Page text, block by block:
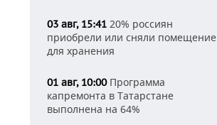
03 авг, 15:41 20% россиян
приобрели или сняли помещение
для хранения
01 авг, 10:00Программа
капремонта в Татарстане
выполнена на 64%